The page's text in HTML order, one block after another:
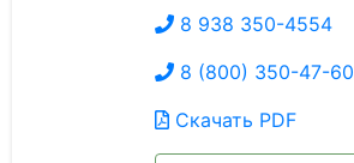
8 938 350-4554
8 (800) 350-47-60
Скачать PDF